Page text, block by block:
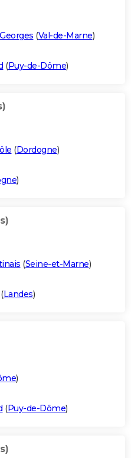
(Val-de-Marne)
(Puy-de-Dôme)
(Dordogne)
)
(Seine-et-Marne)
(Landes)
)
(Puy-de-Dôme)